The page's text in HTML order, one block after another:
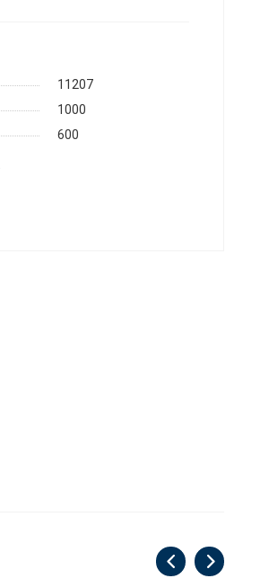
11207
1000
600